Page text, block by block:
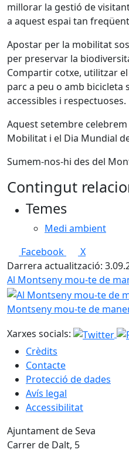
millorar la gestió de
a aquest espai tan
Apostar per la mobilitat
per preservar la
Compartir cotxe, utilitzar
parc a peu o amb bicicleta
accessibles i respectuoses.
Aquest setembre
Mobilitat i el Dia Mundial
Sumem-nos-hi des del
Contingut
Temes
Medi ambient
Facebook
X
Darrera actualització:
Al Montseny mou-te de
Montseny mou-te de
Xarxes socials:
Crèdits
Contacte
Protecció de dades
Avís legal
Accessibilitat
Ajuntament de Seva
Carrer de Dalt, 5